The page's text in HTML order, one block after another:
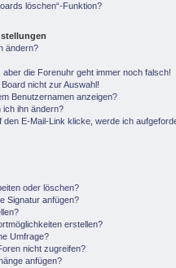
löschen“-Funktion?
ändern?
die Forenuhr geht immer noch falsch!
nicht zur Auswahl!
Benutzernamen anzeigen?
ich ihn ändern?
den E-Mail-Link klicke, werde ich
oder löschen?
Signatur anfügen?
erstellen?
Umfrage?
nicht zugreifen?
anfügen?